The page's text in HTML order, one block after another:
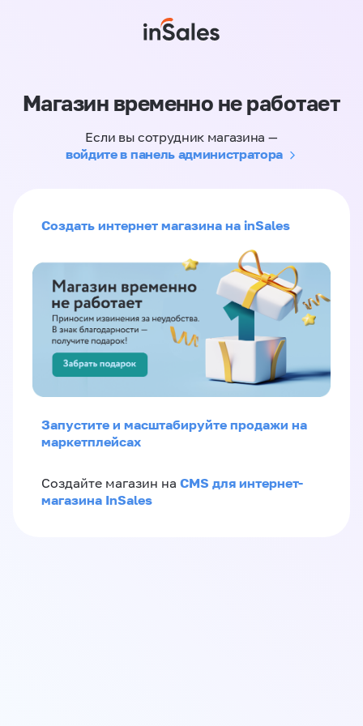
Магазин временно не работает
Если вы сотрудник магазина —
войдите в панель администратора
Создать интернет магазина на inSales
Запустите и масштабируйте продажи на
маркетплейсах
Создайте магазин на CMS для интернет-
магазина InSales